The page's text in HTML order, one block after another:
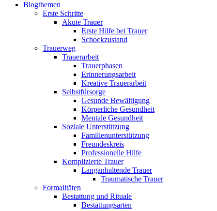
Blogthemen
Erste Schritte
Akute Trauer
Erste Hilfe bei Trauer
Schockzustand
Trauerweg
Trauerarbeit
Trauerphasen
Erinnerungsarbeit
Kreative Trauerarbeit
Selbstfürsorge
Gesunde Bewältigung
Körperliche Gesundheit
Mentale Gesundheit
Soziale Unterstützung
Familienunterstützung
Freundeskreis
Professionelle Hilfe
Komplizierte Trauer
Langanhaltende Trauer
Traumatische Trauer
Formalitäten
Bestattung und Rituale
Bestattungsarten